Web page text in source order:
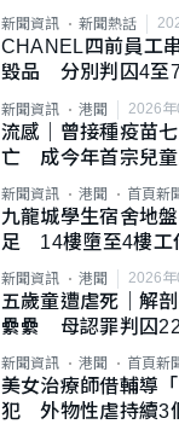
質旅客
新聞資訊 新聞熱話
CHANEL四前員工
毀品 分別判囚4至
新聞資訊 港聞 2026
流感｜曾接種疫苗
亡 成今年首宗兒童
新聞資訊 港聞 首頁新
九龍城學生宿舍地
足 14樓墮至4樓工
新聞資訊 港聞 2026年
五歲童遭虐死｜解
纍纍 母認罪判囚
類案最惡劣
新聞資訊 港聞 首頁新
美女治療師借輔導
犯 外物性虐持續3